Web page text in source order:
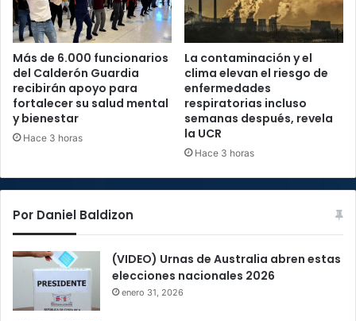
Más de 6.000 funcionarios
del Calderón Guardia
recibirán apoyo para
fortalecer su salud mental
y bienestar
Hace 3 horas
La contaminación y el
clima elevan el riesgo de
enfermedades
respiratorias incluso
semanas después, revela
la UCR
Hace 3 horas
Por Daniel Baldizon
(VIDEO) Urnas de Australia abren estas
elecciones nacionales 2026
enero 31, 2026